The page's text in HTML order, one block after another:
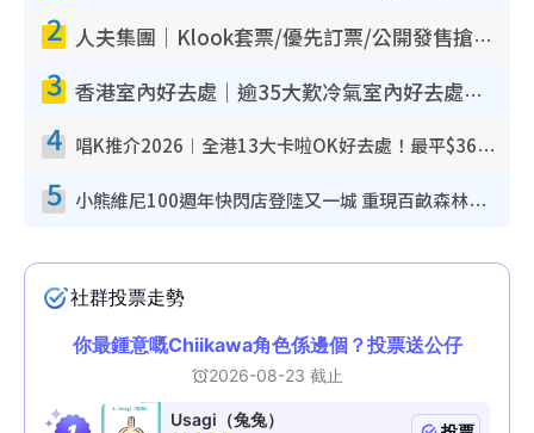
2 人夫集團｜Klook套票/優先訂票/公開發售搶飛攻略！附票價.購票連結.場地座位表
3 香港室內好去處｜逾35大歎冷氣室內好去處推介 室內活動免費避雨無懼落雨
4 唱K推介2026︱全港13大卡啦OK好去處！最平$36起 日文K都有！(附地址+收費詳情)
5 小熊維尼100週年快閃店登陸又一城 重現百畝森林經典場景／獨家限定盲盒登場／專屬DIY香水